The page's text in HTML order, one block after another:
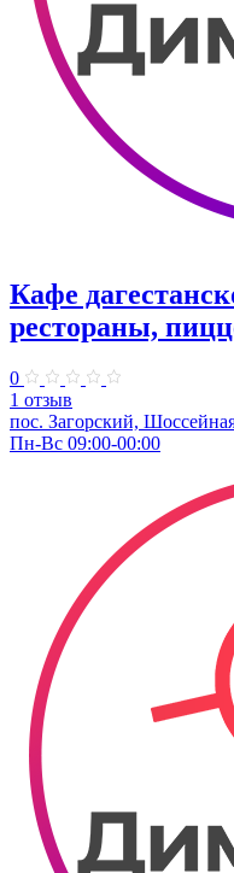
Кафе
рестораны,
0
1 отзыв
пос. Загорский,
Пн-Вс 09:00-00:00